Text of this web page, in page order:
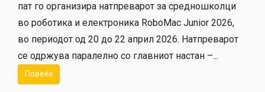
пат го организира натпреварот за средношколци
во роботика и електроника RoboMac Junior 2026,
во периодот од 20 до 22 април 2026. Натпреварот
се одржува паралелно со главниот настан –...
Повеќе